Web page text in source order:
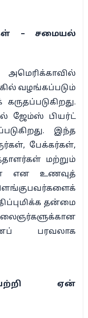
– சமையல்
அமெரிக்காவில்
வழங்கப்படும்
ஜேம்ஸ் பியர்ட்
இந்த
பேக்கர்கள்,
மற்றும்
என உணவுத்
தன்மை
பரவலாக
ஏன்